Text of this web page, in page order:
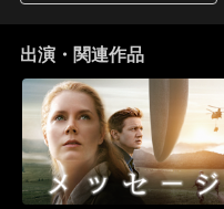
出演・関連作品